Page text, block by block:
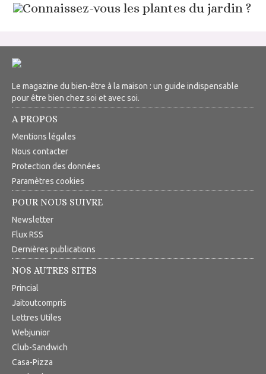
Connaissez-vous les plantes du jardin ?
Le magazine du bien-être à la maison : un guide indispensable
pour être bien chez soi et avec soi.
A PROPOS
Mentions légales
Nous contacter
Protection des données
Paramètres cookies
POUR NOUS SUIVRE
Newsletter
Flux RSS
Dernières publications
NOS AUTRES SITES
Princial
Jaitoutcompris
Lettres Utiles
Webjunior
Club-Sandwich
Casa-Pizza